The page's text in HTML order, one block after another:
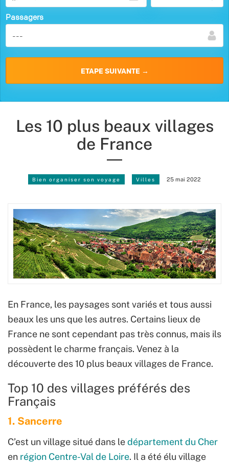
Passagers
Les 10 plus beaux villages
de France
Bien organiser son voyage Villes 25 mai 2022
En France, les paysages sont variés et tous aussi
beaux les uns que les autres. Certains lieux de
France ne sont cependant pas très connus, mais ils
possèdent le charme français. Venez à la
découverte des 10 plus beaux villages de France.
Top 10 des villages préférés des
Français
1. Sancerre
C’est un village situé dans ledépartement du Cher
en région Centre-Val de Loire. Il a été élu village